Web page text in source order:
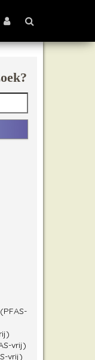
vrij)
vrij)